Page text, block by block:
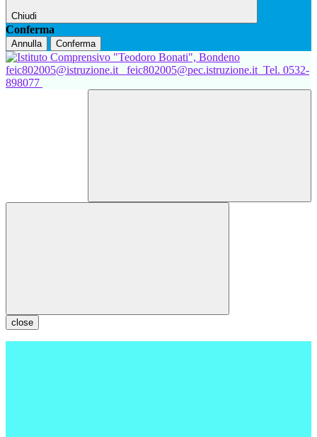
Chiudi
Conferma
Annulla Conferma
feic802005@istruzione.it feic802005@pec.istruzione.it Tel. 0532-
898077
close